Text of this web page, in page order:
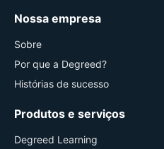
Nossa empresa
Sobre
Por que a Degreed?
Histórias de sucesso
Produtos e serviços
Degreed Learning